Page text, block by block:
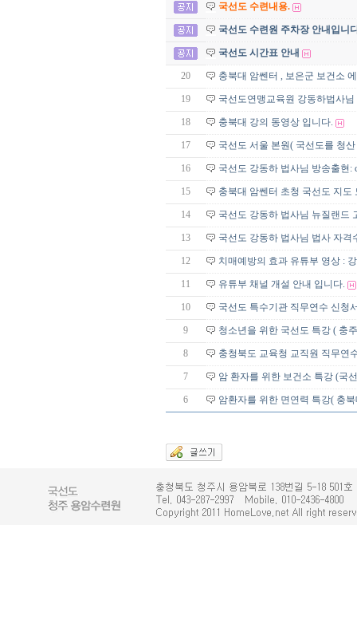
국선도 수련내용.
국선도 수련원 주차장 안내입니
국선도 시간표 안내
20 충북대 암쎈터 , 보은군 보건소
19 국선도연맹교육원 강동하법사님
18 충북대 강의 동영상 입니다.
17 국선도 서울 본원( 국선도를 청
16 국선도 강동하 법사님 방송출현:
15 충북대 암쎈터 초청 국선도 지도
14 국선도 강동하 법사님 뉴질랜드
13 국선도 강동하 법사님 법사 자
12 치매예방의 효과 유튜부 영상 :
11 유튜부 채널 개설 안내 입니다.
10 국선도 특수기관 직무연수 신청
9 청소년을 위한 국선도 특강 ( 충
8 충청북도 교육청 교직원 직무연
7 암 환자를 위한 보건소 특강 (국
6 암환자를 위한 면연력 특강( 충